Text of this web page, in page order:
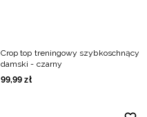
Crop top treningowy szybkoschnący
damski - czarny
99,99 zł